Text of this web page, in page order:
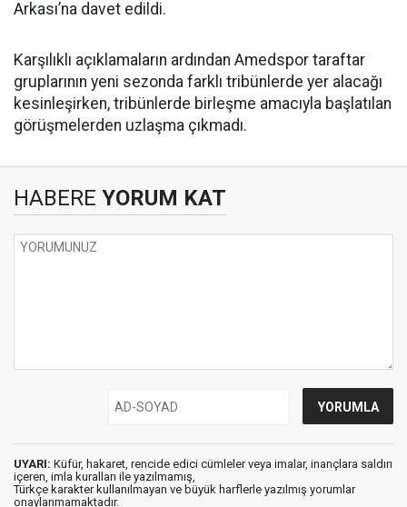
Arkası’na davet edildi.
Karşılıklı açıklamaların ardından Amedspor taraftar
gruplarının yeni sezonda farklı tribünlerde yer alacağı
kesinleşirken, tribünlerde birleşme amacıyla başlatılan
görüşmelerden uzlaşma çıkmadı.
HABERE YORUM KAT
UYARI: Küfür, hakaret, rencide edici cümleler veya imalar, inançlara saldırı
içeren, imla kuralları ile yazılmamış,
Türkçe karakter kullanılmayan ve büyük harflerle yazılmış yorumlar
onaylanmamaktadır.